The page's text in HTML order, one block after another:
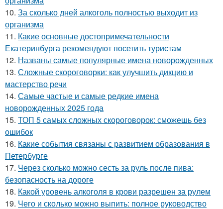
10. За сколько дней алкоголь полностью выходит из
организма
11. Какие основные достопримечательности
Екатеринбурга рекомендуют посетить туристам
12. Названы самые популярные имена новорожденных
13. Сложные скороговорки: как улучшить дикцию и
мастерство речи
14. Самые частые и самые редкие имена
новорожденных 2025 года
15. ТОП 5 самых сложных скороговорок: сможешь без
ошибок
16. Какие события связаны с развитием образования в
Петербурге
17. Через сколько можно сесть за руль после пива:
безопасность на дороге
18. Какой уровень алкоголя в крови разрешен за рулем
19. Чего и сколько можно выпить: полное руководство